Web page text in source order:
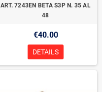
ART. 7243EN BETA S3P N. 35 AL
48
€40.00
DETAILS